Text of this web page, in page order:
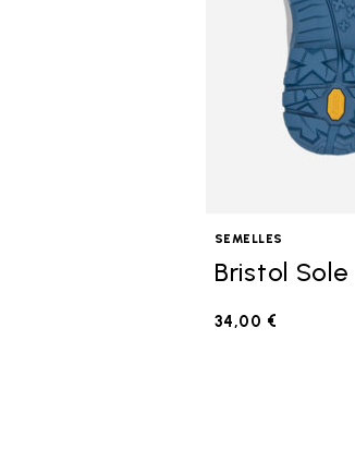
SEMELLES
Bristol Sole
34,00 €